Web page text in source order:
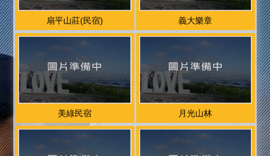
扇平山莊(民宿) 義大樂章
美綠民宿 月光山林